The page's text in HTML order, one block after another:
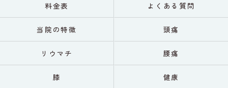
料金表 よくある質問
当院の特徴 頭痛
リウマチ 腰痛
膝 健康